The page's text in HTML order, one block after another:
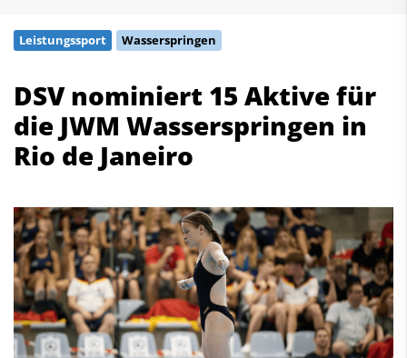
Leistungssport Wasserspringen
DSV nominiert 15 Aktive für
die JWM Wasserspringen in
Rio de Janeiro
Freiwasserschwimmen
Wasserball
Synchronschwimmen
Masterssport
Deutscher Schwimm-Verband e.V.
Korbacher Straße 93
D-34132 Kassel
Fax: +49 561 94083-15
info@dsv.de